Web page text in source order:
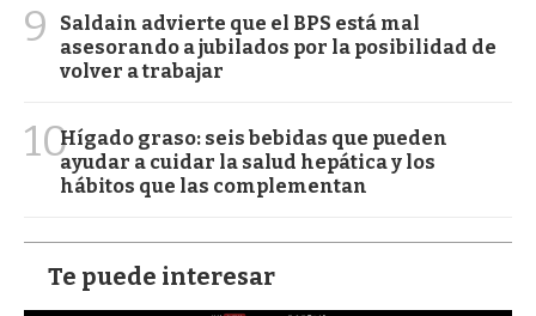
9
Saldain advierte que el BPS está mal
asesorando a jubilados por la posibilidad de
volver a trabajar
10Hígado graso: seis bebidas que pueden
ayudar a cuidar la salud hepática y los
hábitos que las complementan
Te puede interesar